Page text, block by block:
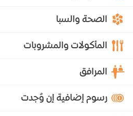
الصحة والسبا
المأكولات والمشروبات
المرافق
رسوم إضافية إن وُجدت